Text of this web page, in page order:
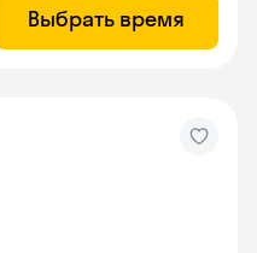
Выбрать время